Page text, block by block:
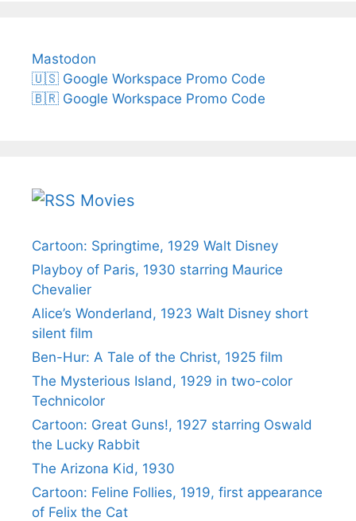
Mastodon
🇺🇸 Google Workspace Promo Code
🇧🇷 Google Workspace Promo Code
Movies
Cartoon: Springtime, 1929 Walt Disney
Playboy of Paris, 1930 starring Maurice
Chevalier
Alice’s Wonderland, 1923 Walt Disney short
silent film
Ben-Hur: A Tale of the Christ, 1925 film
The Mysterious Island, 1929 in two-color
Technicolor
Cartoon: Great Guns!, 1927 starring Oswald
the Lucky Rabbit
The Arizona Kid, 1930
Cartoon: Feline Follies, 1919, first appearance
of Felix the Cat